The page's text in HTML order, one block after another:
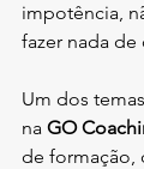
impotência,
fazer nada de
Um dos
na GO
de formação,